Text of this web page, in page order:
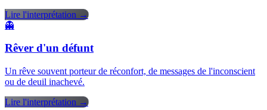
Lire l'interprétation →
👻
Rêver d'un défunt
Un rêve souvent porteur de réconfort, de messages de l'inconscient
ou de deuil inachevé.
Lire l'interprétation →